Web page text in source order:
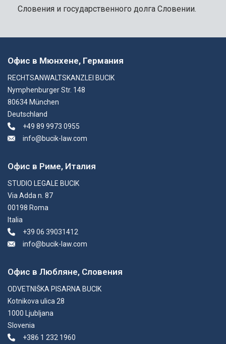
Словения и государственного долга Словении.
Офис в Мюнхене, Германия
RECHTSANWALTSKANZLEI BUCIK
Nymphenburger Str. 148
80634 München
Deutschland
+49 89 9973 0955
info@bucik-law.com
Офис в Риме, Италия
STUDIO LEGALE BUCIK
Via Adda n. 87
00198 Roma
Italia
+39 06 39031412
info@bucik-law.com
Офис в Любляне, Словения
ODVETNIŠKA PISARNA BUCIK
Kotnikova ulica 28
1000 Ljubljana
Slovenia
+386 1 232 1960